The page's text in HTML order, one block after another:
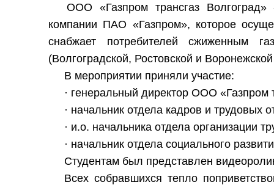
ООО «Газпром трансгаз Волгоград»
компании ПАО «Газпром», которое
снабжает потребителей сжиженным
(Волгоградской, Ростовской и
В мероприятии приняли участие:
· генеральный директор ООО
· начальник отдела кадров и
· и.о. начальника отдела организации
· начальник отдела социального
Студентам был представлен
Всех собравшихся тепло